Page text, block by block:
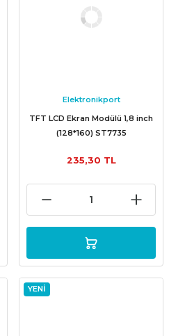
Elektronikport
TFT LCD Ekran Modülü 1,8 inch
(128*160) ST7735
235,30 TL
YENİ